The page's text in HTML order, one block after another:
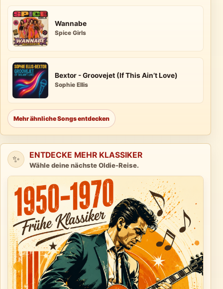
Wannabe
Spice Girls
Bextor - Groovejet (If This Ain’t Love)
Sophie Ellis
Mehr ähnliche Songs entdecken
✨ ENTDECKE MEHR KLASSIKER
Wähle deine nächste Oldie-Reise.